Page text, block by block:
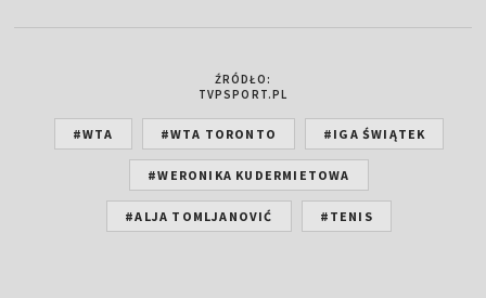
ŹRÓDŁO:
TVPSPORT.PL
#WTA #WTA TORONTO #IGA ŚWIĄTEK
#WERONIKA KUDERMIETOWA
#ALJA TOMLJANOVIĆ #TENIS